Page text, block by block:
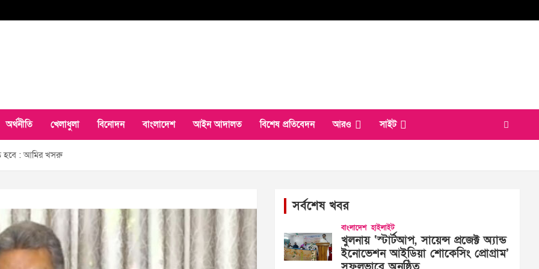
অর্থনীতি খেলাধুলা বিনোদন বাংলাদেশ আইন আদালত বিশেষ প্রতিবেদন আরও সাইট
হবে : আমির খসরু
সর্বশেষ খবর
বাংলাদেশ হাইলাইট
খুলনায় ‘স্টার্টআপ, সায়েন্স প্রজেক্ট অ্যান্ড
ইনোভেশন আইডিয়া শোকেসিং প্রোগ্রাম’